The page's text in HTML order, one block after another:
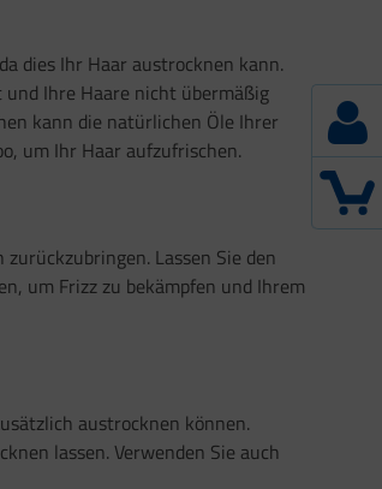
dies Ihr Haar austrocknen kann.
und Ihre Haare nicht übermäßig
kann die natürlichen Öle Ihrer
um Ihr Haar aufzufrischen.
Lassen Sie den
um Frizz zu bekämpfen und Ihrem
austrocknen können.
lassen. Verwenden Sie auch